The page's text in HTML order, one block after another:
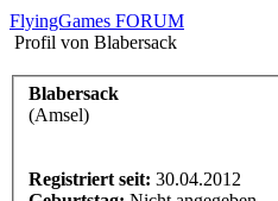
FlyingGames FORUM
Profil von Blabersack
Blabersack
(Amsel)
Registriert seit: 30.04.2012